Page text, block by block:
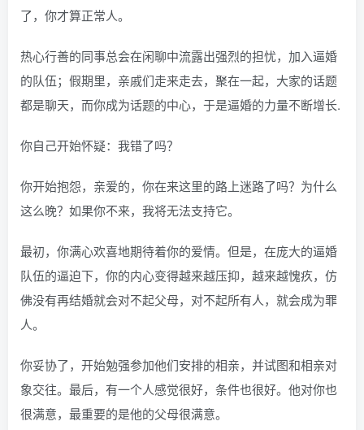
了，你才算正常人。
热心行善的同事总会在闲聊中流露出强烈的担忧，加入逼婚
的队伍；假期里，亲戚们走来走去，聚在一起，大家的话题
都是聊天，而你成为话题的中心，于是逼婚的力量不断增长.
你自己开始怀疑：我错了吗？
你开始抱怨，亲爱的，你在来这里的路上迷路了吗？为什么
这么晚？如果你不来，我将无法支持它。
最初，你满心欢喜地期待着你的爱情。但是，在庞大的逼婚
队伍的逼迫下，你的内心变得越来越压抑，越来越愧疚，仿
佛没有再结婚就会对不起父母，对不起所有人，就会成为罪
人。
你妥协了，开始勉强参加他们安排的相亲，并试图和相亲对
象交往。最后，有一个人感觉很好，条件也很好。他对你也
很满意，最重要的是他的父母很满意。